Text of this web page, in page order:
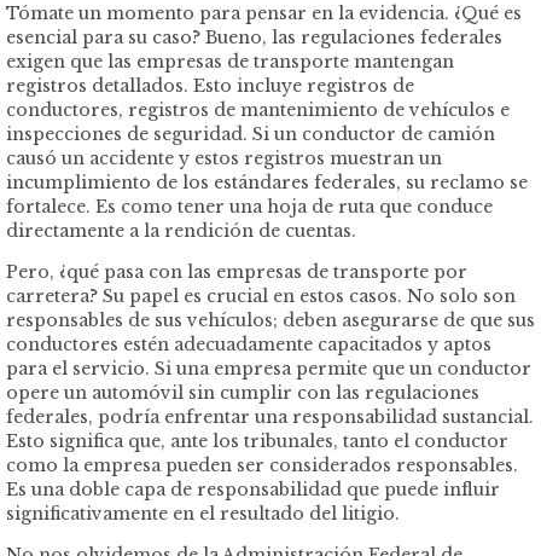
Tómate un momento para pensar en la evidencia. ¿Qué es
esencial para su caso? Bueno, las regulaciones federales
exigen que las empresas de transporte mantengan
registros detallados. Esto incluye registros de
conductores, registros de mantenimiento de vehículos e
inspecciones de seguridad. Si un conductor de camión
causó un accidente y estos registros muestran un
incumplimiento de los estándares federales, su reclamo se
fortalece. Es como tener una hoja de ruta que conduce
directamente a la rendición de cuentas.
Pero, ¿qué pasa con las empresas de transporte por
carretera? Su papel es crucial en estos casos. No solo son
responsables de sus vehículos; deben asegurarse de que sus
conductores estén adecuadamente capacitados y aptos
para el servicio. Si una empresa permite que un conductor
opere un automóvil sin cumplir con las regulaciones
federales, podría enfrentar una responsabilidad sustancial.
Esto significa que, ante los tribunales, tanto el conductor
como la empresa pueden ser considerados responsables.
Es una doble capa de responsabilidad que puede influir
significativamente en el resultado del litigio.